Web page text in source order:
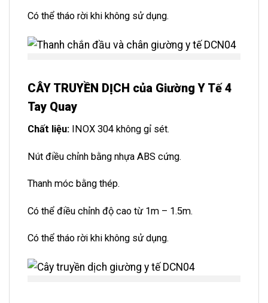
Có thể tháo rời khi không sử dụng.
CÂY TRUYỀN DỊCH của Giường Y Tế 4
Tay Quay
Chất liệu: INOX 304 không gỉ sét.
Nút điều chỉnh bằng nhựa ABS cứng.
Thanh móc bằng thép.
Có thể điều chỉnh độ cao từ 1m – 1.5m.
Có thể tháo rời khi không sử dụng.